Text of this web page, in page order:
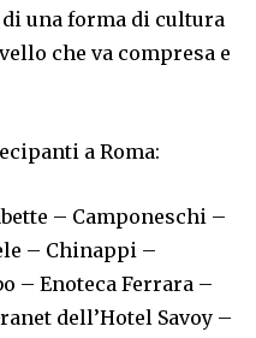
una forma di cultura
che va compresa e
a Roma:
– Camponeschi –
– Chinappi –
– Enoteca Ferrara –
dell’Hotel Savoy –